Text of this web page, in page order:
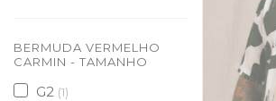
BERMUDA VERMELHO
CARMIN - TAMANHO
G2 (1)